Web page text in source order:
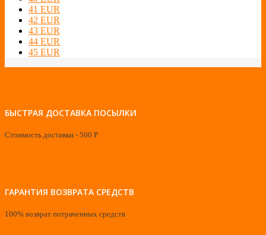
41 EUR
42 EUR
43 EUR
44 EUR
45 EUR
БЫСТРАЯ ДОСТАВКА ПОСЫЛКИ
Стоимость доставки - 500 Р
ГАРАНТИЯ ВОЗВРАТА СРЕДСТВ
100% возврат потраченных средств